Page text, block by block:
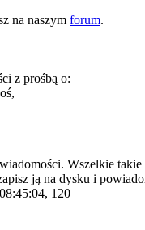
na naszym forum.
z prośbą o:
Wszelkie takie
ją na dysku i
120